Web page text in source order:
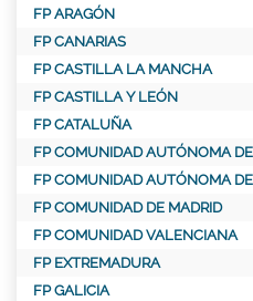
FP ARAGÓN
FP CANARIAS
FP CASTILLA LA MANCHA
FP CASTILLA Y LEÓN
FP CATALUÑA
FP COMUNIDAD AUTÓNOMA
FP COMUNIDAD AUTÓNOMA
FP COMUNIDAD DE MADRID
FP COMUNIDAD VALENCIANA
FP EXTREMADURA
FP GALICIA